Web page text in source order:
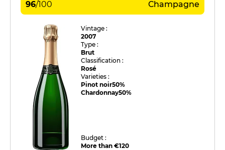
96/100 Champagne
Vintage :
2007
Type :
Brut
Classification :
Rosé
Varieties :
Pinot noir50%
Chardonnay50%
Budget :
More than €120